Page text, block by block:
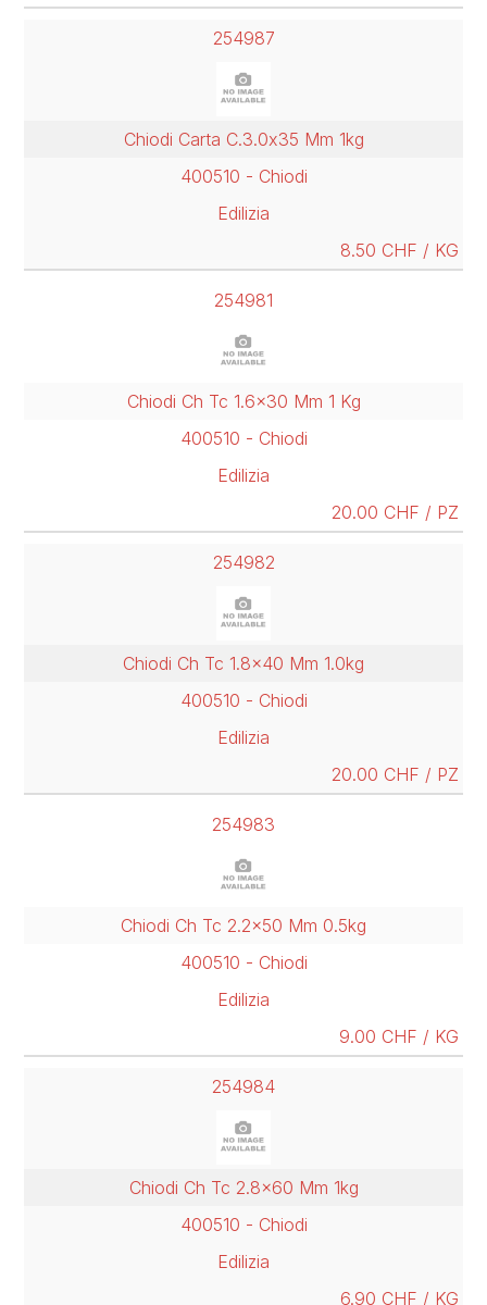
254987
Chiodi Carta C.3.0x35 Mm 1kg
400510 - Chiodi
Edilizia
8.50 CHF / KG
254981
Chiodi Ch Tc 1.6x30 Mm 1 Kg
400510 - Chiodi
Edilizia
20.00 CHF / PZ
254982
Chiodi Ch Tc 1.8x40 Mm 1.0kg
400510 - Chiodi
Edilizia
20.00 CHF / PZ
254983
Chiodi Ch Tc 2.2x50 Mm 0.5kg
400510 - Chiodi
Edilizia
9.00 CHF / KG
254984
Chiodi Ch Tc 2.8x60 Mm 1kg
400510 - Chiodi
Edilizia
6.90 CHF / KG